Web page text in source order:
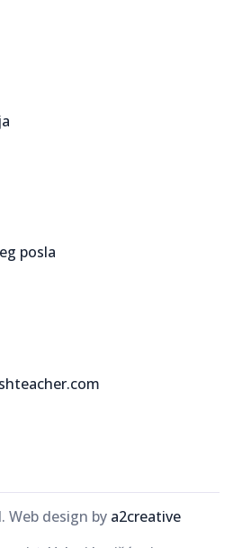
posla
Web design by a2creative